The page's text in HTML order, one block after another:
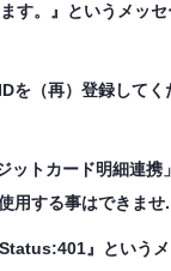
す。』というメッ
を（再）登録して
トカード明細連携
用する事はできませ
』という